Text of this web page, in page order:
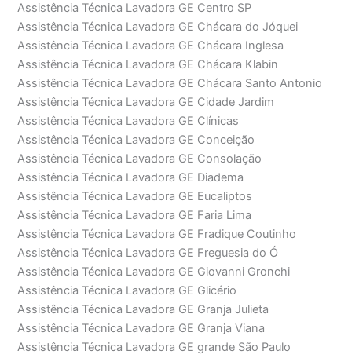
Assistência Técnica Lavadora GE Centro SP
Assistência Técnica Lavadora GE Chácara do Jóquei
Assistência Técnica Lavadora GE Chácara Inglesa
Assistência Técnica Lavadora GE Chácara Klabin
Assistência Técnica Lavadora GE Chácara Santo Antonio
Assistência Técnica Lavadora GE Cidade Jardim
Assistência Técnica Lavadora GE Clínicas
Assistência Técnica Lavadora GE Conceição
Assistência Técnica Lavadora GE Consolação
Assistência Técnica Lavadora GE Diadema
Assistência Técnica Lavadora GE Eucaliptos
Assistência Técnica Lavadora GE Faria Lima
Assistência Técnica Lavadora GE Fradique Coutinho
Assistência Técnica Lavadora GE Freguesia do Ó
Assistência Técnica Lavadora GE Giovanni Gronchi
Assistência Técnica Lavadora GE Glicério
Assistência Técnica Lavadora GE Granja Julieta
Assistência Técnica Lavadora GE Granja Viana
Assistência Técnica Lavadora GE grande São Paulo